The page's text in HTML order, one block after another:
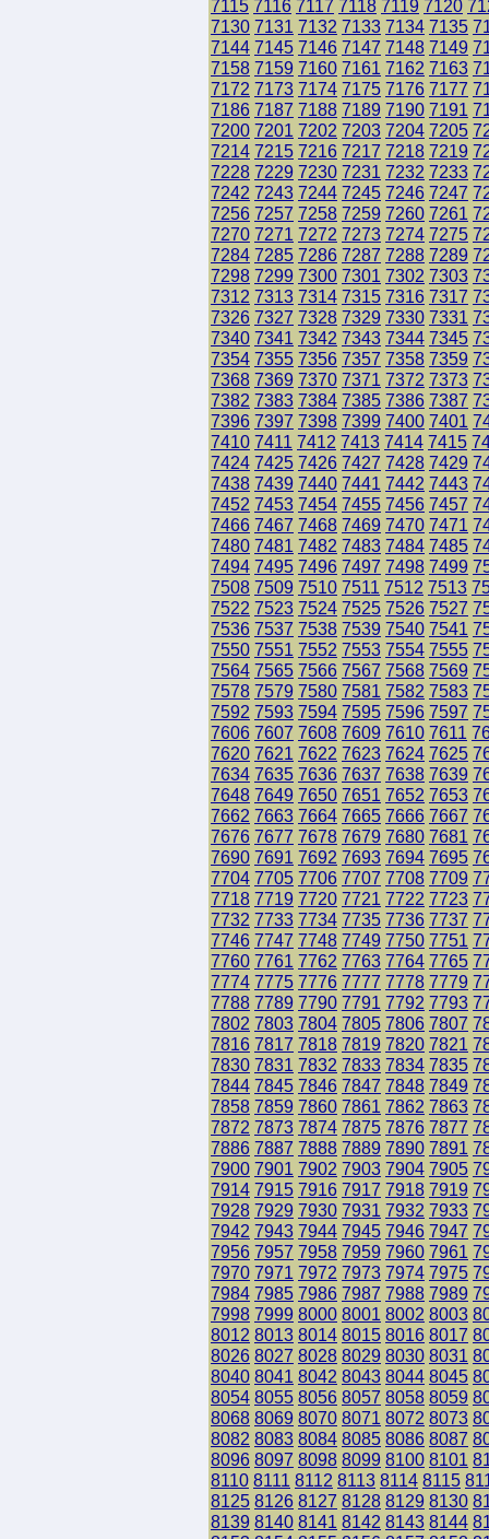
7115 7116 7117 7118 7119 7120
7130 7131 7132 7133 7134 7135
7144 7145 7146 7147 7148 7149
7158 7159 7160 7161 7162 7163
7172 7173 7174 7175 7176 7177
7186 7187 7188 7189 7190 7191
7200 7201 7202 7203 7204 7205
7214 7215 7216 7217 7218 7219
7228 7229 7230 7231 7232 7233
7242 7243 7244 7245 7246 7247
7256 7257 7258 7259 7260 7261
7270 7271 7272 7273 7274 7275
7284 7285 7286 7287 7288 7289
7298 7299 7300 7301 7302 7303
7312 7313 7314 7315 7316 7317
7326 7327 7328 7329 7330 7331
7340 7341 7342 7343 7344 7345
7354 7355 7356 7357 7358 7359
7368 7369 7370 7371 7372 7373
7382 7383 7384 7385 7386 7387
7396 7397 7398 7399 7400 7401
7410 7411 7412 7413 7414 7415
7424 7425 7426 7427 7428 7429
7438 7439 7440 7441 7442 7443
7452 7453 7454 7455 7456 7457
7466 7467 7468 7469 7470 7471
7480 7481 7482 7483 7484 7485
7494 7495 7496 7497 7498 7499
7508 7509 7510 7511 7512 7513
7522 7523 7524 7525 7526 7527
7536 7537 7538 7539 7540 7541
7550 7551 7552 7553 7554 7555
7564 7565 7566 7567 7568 7569
7578 7579 7580 7581 7582 7583
7592 7593 7594 7595 7596 7597
7606 7607 7608 7609 7610 7611
7620 7621 7622 7623 7624 7625
7634 7635 7636 7637 7638 7639
7648 7649 7650 7651 7652 7653
7662 7663 7664 7665 7666 7667
7676 7677 7678 7679 7680 7681
7690 7691 7692 7693 7694 7695
7704 7705 7706 7707 7708 7709
7718 7719 7720 7721 7722 7723
7732 7733 7734 7735 7736 7737
7746 7747 7748 7749 7750 7751
7760 7761 7762 7763 7764 7765
7774 7775 7776 7777 7778 7779
7788 7789 7790 7791 7792 7793
7802 7803 7804 7805 7806 7807
7816 7817 7818 7819 7820 7821
7830 7831 7832 7833 7834 7835
7844 7845 7846 7847 7848 7849
7858 7859 7860 7861 7862 7863
7872 7873 7874 7875 7876 7877
7886 7887 7888 7889 7890 7891
7900 7901 7902 7903 7904 7905
7914 7915 7916 7917 7918 7919
7928 7929 7930 7931 7932 7933
7942 7943 7944 7945 7946 7947
7956 7957 7958 7959 7960 7961
7970 7971 7972 7973 7974 7975
7984 7985 7986 7987 7988 7989
7998 7999 8000 8001 8002 8003
8012 8013 8014 8015 8016 8017
8026 8027 8028 8029 8030 8031
8040 8041 8042 8043 8044 8045
8054 8055 8056 8057 8058 8059
8068 8069 8070 8071 8072 8073
8082 8083 8084 8085 8086 8087
8096 8097 8098 8099 8100 8101
8110 8111 8112 8113 8114 8115
8125 8126 8127 8128 8129 8130
8139 8140 8141 8142 8143 8144